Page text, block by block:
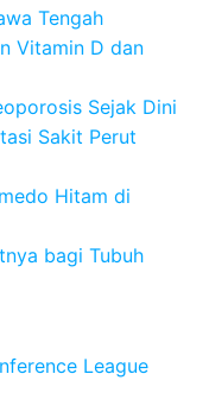
Tengah
Vitamin D dan
Sejak Dini
Sakit Perut
Hitam di
bagi Tubuh
League